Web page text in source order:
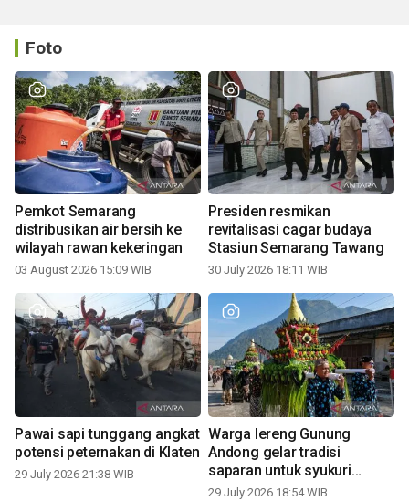
Foto
Pemkot Semarang
distribusikan air bersih ke
wilayah rawan kekeringan
03 August 2026 15:09 WIB
Presiden resmikan
revitalisasi cagar budaya
Stasiun Semarang Tawang
30 July 2026 18:11 WIB
Pawai sapi tunggang angkat
potensi peternakan di Klaten
29 July 2026 21:38 WIB
Warga lereng Gunung
Andong gelar tradisi
saparan untuk syukuri
panen
29 July 2026 18:54 WIB